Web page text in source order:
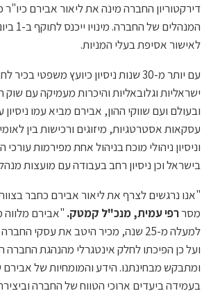
דירקטוריון החברה מינה את ליאור אבירם
לאישור אסיפת בעלי המניות.
עם יותר מ-30 שנות ניסיון כיועץ משפטי
ישראליות וגלובאליות והיכרות מעמיקה עם שוק
ובעולם ועם שווקי ההון, אבירם מביא עמו ניסיון
עסקאות אסטרטגיות, מיזוגים ורכישות בין
וניסיון ניהולי מוכח בניהול אחת מפירמות עורכי
בישראל וכן ניסיון רחב בעבודה עם מועצות
"אנו נרגשים לצרף את ליאור אבירם כחבר
מסררפי עמית, מנכ"ל קמטק. "אבירם
למעלה מ-25 שנה, מכיר היטב את עסקי
ועל כן הפיכתו לחלק אינטגרלי מהנהגת החברה
ומתבקש מבחינתנו. הידע והמומחיות של
בעמידה ביעדים ארוכי הטווח של החברה